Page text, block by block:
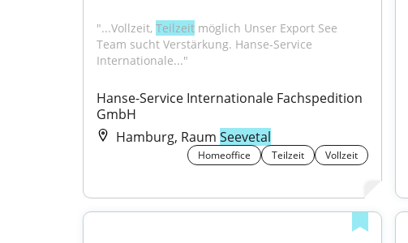
"...Vollzeit, Teilzeit möglich Unser Export See
Team sucht Verstärkung. Hanse-Service
Internationale..."
Hanse-Service Internationale Fachspedition
GmbH
Hamburg, Raum Seevetal
Homeoffice Teilzeit Vollzeit